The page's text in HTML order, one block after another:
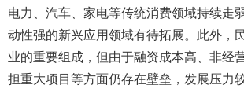
电力、汽车、家电等传统消费领域持续走
动性强的新兴应用领域有待拓展。此外，
业的重要组成，但由于融资成本高、非经
担重大项目等方面仍存在壁垒，发展压力较